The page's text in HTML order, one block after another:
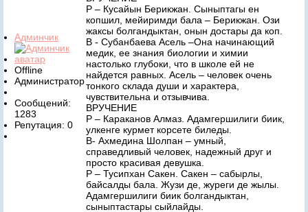
Админчик
Offline
Администратор
Сообщений:
1283
Репутация: 0
Р – Кусайын Берикжан. Сыныптагы ен
копшил, мейиримди бала – Берикжан. Ози
жаксы болгандыктан, онын достары да коп.
В - Субанбаева Асель –Она начинающий
медик, ее знания биологии и химии
настолько глубоки, что в школе ей не
найдется равных. Асель – человек очень
тонкого склада души и характера,
чувствительна и отзывчива.
ВРУЧЕНИЕ
Р – Караканов Алмаз. Адамгершилиги биик,
улкенге курмет корсете биледы.
В- Ахмедина Шолпан – умный,
справедливый человек, надежный друг и
просто красивая девушка.
Р – Тусипхан Сакен. Сакен – сабырлы,
байсалды бала. Жузи де, журеги де жылы.
Адамгершилиги биик болгандыктан,
сыныптастары сыйлайды.